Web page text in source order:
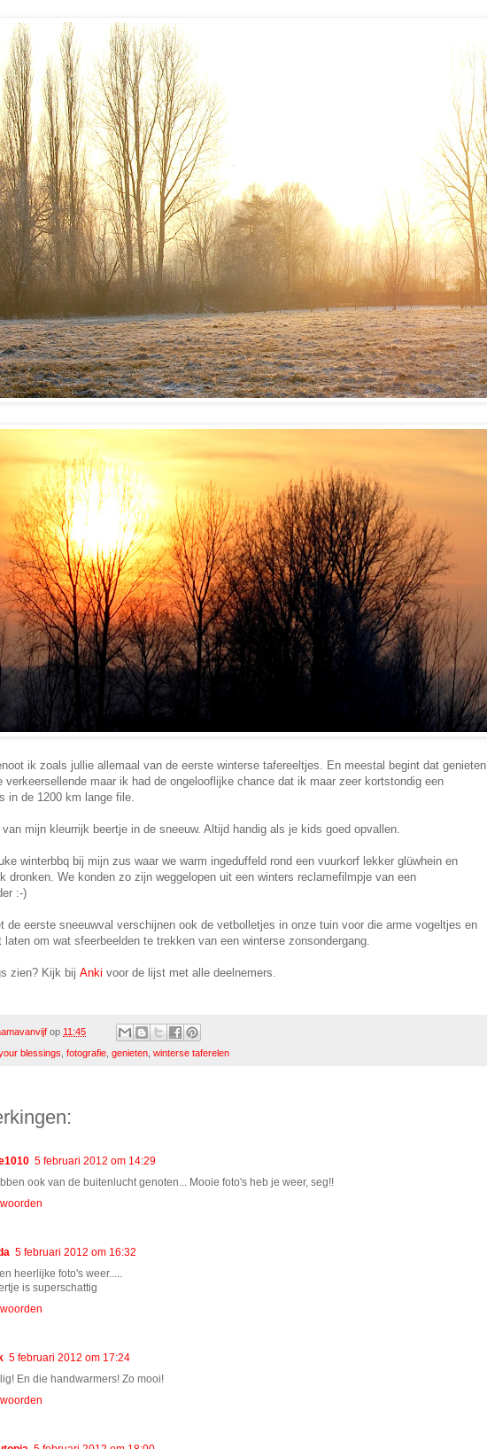
ik zoals jullie allemaal van de eerste winterse tafereeltjes. En meestal begint dat genieten
verkeersellende maar ik had de ongelooflijke chance dat ik maar zeer kortstondig een
in de 1200 km lange file.
van mijn kleurrijk beertje in de sneeuw. Altijd handig als je kids goed opvallen.
winterbbq bij mijn zus waar we warm ingeduffeld rond een vuurkorf lekker glüwhein en
dronken. We konden zo zijn weggelopen uit een winters reclamefilmpje van een
:-)
de eerste sneeuwval verschijnen ook de vetbolletjes in onze tuin voor die arme vogeltjes en
laten om wat sfeerbeelden te trekken van een winterse zonsondergang.
zien? Kijk bij Anki voor de lijst met alle deelnemers.
op 11:45
blessings, fotografie, genieten, winterse taferelen
5 februari 2012 om 14:29
ook van de buitenlucht genoten... Mooie foto's heb je weer, seg!!
5 februari 2012 om 16:32
heerlijke foto's weer.....
is superschattig
5 februari 2012 om 17:24
En die handwarmers! Zo mooi!